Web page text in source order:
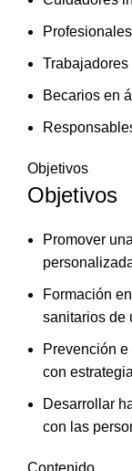
Becarios en
Objetivos
Objetivos
Promover
Formación
sanitarios de
Prevención
con
Desarrollar
con las
Contenido